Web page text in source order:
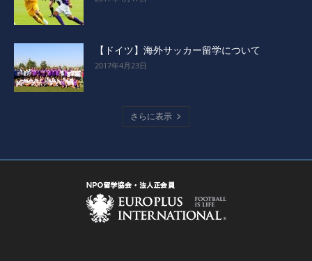
【ドイツ】海外サッカー留学について
2017年4月23日
さらに表示